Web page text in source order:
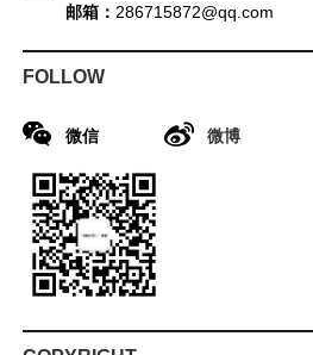
邮箱： 286715872@qq.com
FOLLOW
微信 微博